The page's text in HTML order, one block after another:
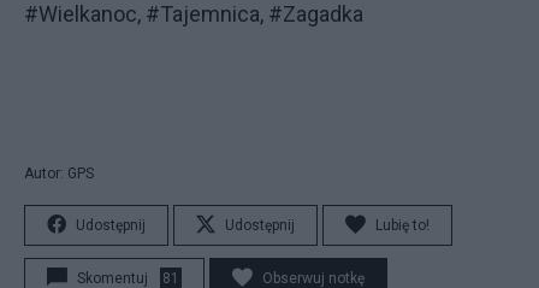
#Wielkanoc, #Tajemnica, #Zagadka
Autor: GPS
Udostępnij Udostępnij Lubię to!
Skomentuj 81 Obserwuj notkę